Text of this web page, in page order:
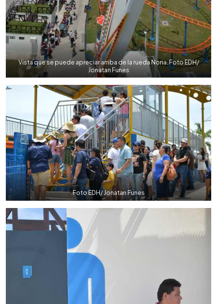
Vista que se puede apreciar arriba de la rueda Noria. Foto EDH/
Jonatan Funes
Foto EDH/ Jonatan Funes